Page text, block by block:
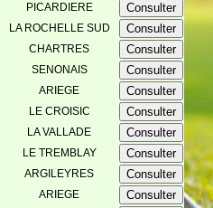
PICARDIERE
LA ROCHELLE SUD
CHARTRES
SENONAIS
ARIEGE
LE CROISIC
LA VALLADE
LE TREMBLAY
ARGILEYRES
ARIEGE